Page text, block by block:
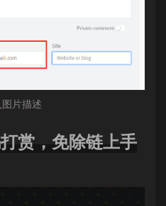
片描述
赏，免除链上手